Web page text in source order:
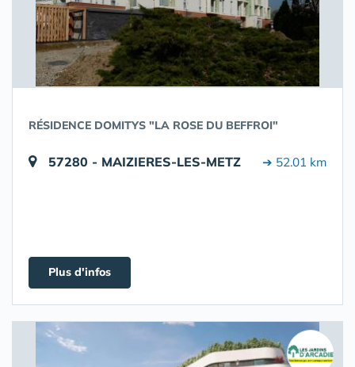
RÉSIDENCE DOMITYS "LA ROSE DU BEFFROI"
57280 - MAIZIERES-LES-METZ ➔ 52.01 km
Plus d'infos